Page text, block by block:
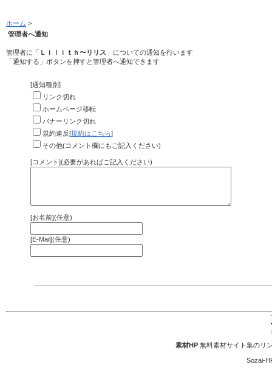
ホーム >
管理者へ通知
管理者に「 Ｌｉｌｉｔｈ〜リリス 」についての通知を行います
「通知する」ボタンを押すと管理者へ通知できます
[通知種別]
リンク切れ
ホームページ移転
バナーリンク切れ
規約違反[規約はこちら]
その他(コメント欄にもご記入ください)
[コメント](必要があればご記入ください)
[お名前](任意)
[E-Mail](任意)
素材HP無料素材サイト集のリ
Sozai-